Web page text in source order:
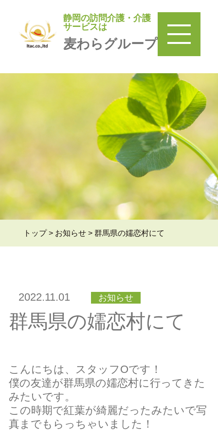
静岡の訪問介護・介護
サービスは
麦わらグループ
静岡の訪問介護・介護サービ
スは
麦わらグループ
＞
訪問介護 麦わら ＞
みまもり巡回麦わら家 ＞
よくある質問Q&A ＞
ブログ
会員ページ ＞
トップ> お知らせ > 群馬県の嬬恋村にて
2022.11.01 お知らせ
群馬県の嬬恋村にて
こんにちは、スタッフOです！
僕の友達が群馬県の嬬恋村に行ってきた
みたいです。
この時期で紅葉が綺麗だったみたいで写
真までもらっちゃいました！